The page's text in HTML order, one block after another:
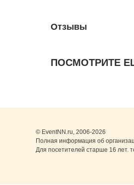
Отзывы
ПОСМОТРИТЕ
© EventNN.ru, 2006-2026
Полная информация об
Для посетителей старше 16 лет.